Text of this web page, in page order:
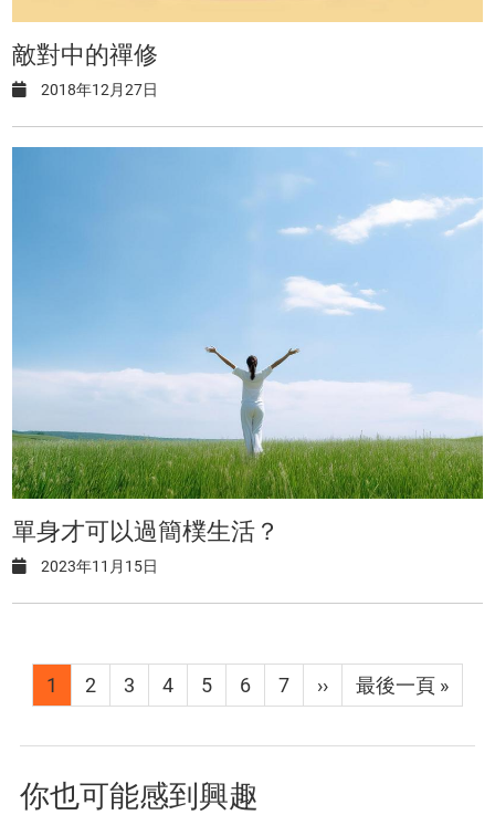
敵對中的禪修
2018年12月27日
單身才可以過簡樸生活？
2023年11月15日
目
前
頁
1 Page
2 Page
3 Page
4 Page
5 Page
6 Page
7
下
一
頁
››
Last
page
最後一頁 »
你也可能感到興趣